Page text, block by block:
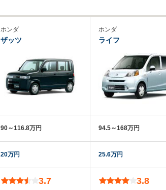
ホンダ
ザッツ
90～116.8万円
20万円
3.7
ホンダ
ライフ
94.5～168万円
25.6万円
3.8